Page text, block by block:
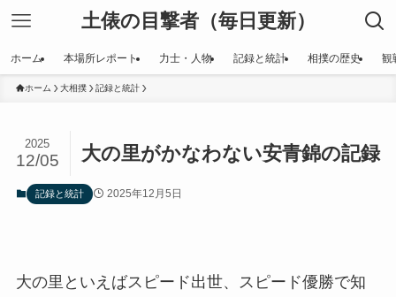
土俵の目撃者（毎日更新）
ホーム 本場所レポート 力士・人物 記録と統計 相撲の歴史 観
ホーム 大相撲 記録と統計
大の里がかなわない安青錦の記録
2025
12/05
記録と統計 2025年12月5日
大の里といえばスピード出世、スピード優勝で知